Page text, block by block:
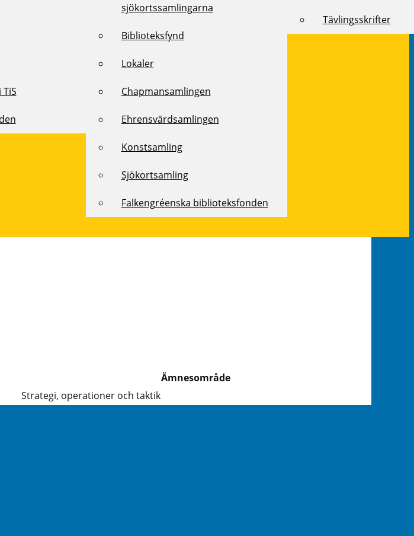
sjökortssamlingarna
Biblioteksfynd
Lokaler
Chapmansamlingen
Ehrensvärdsamlingen
Konstsamling
Sjökortsamling
Falkengréenska biblioteksfonden
Tävlingsskrifter
Ämnesområde
Strategi, operationer och taktik